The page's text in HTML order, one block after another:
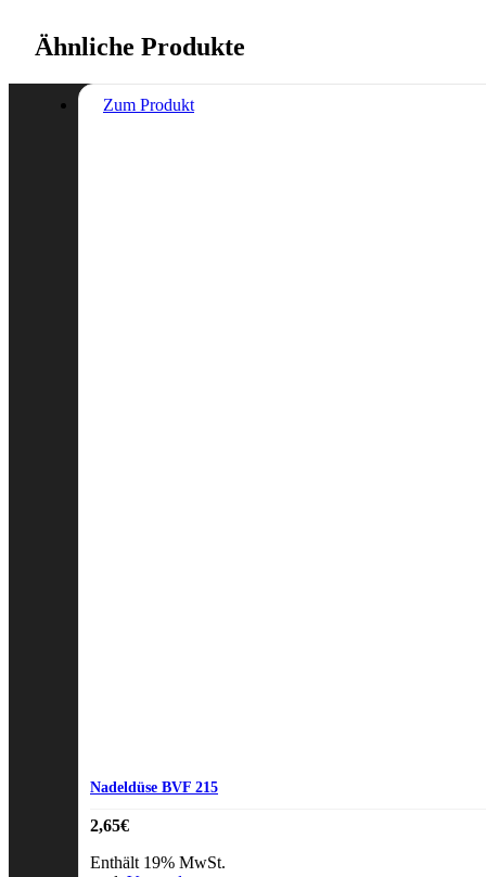
Ähnliche Produkte
Zum Produkt
Nadeldüse BVF 215
2,65€
Enthält 19% MwSt.